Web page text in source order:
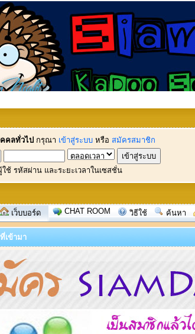
คลทั่วไป กรุณา เข้าสู่ระบบ หรือ สมัครสมาชิก
ช้ รหัสผ่าน และระยะเวลาในเซสชั่น
เว็บบอร์ด CHAT ROOM วิธีใช้ ค้นหา
เข้ามา